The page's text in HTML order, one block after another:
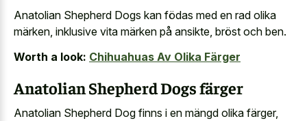
Anatolian Shepherd Dogs kan födas med en rad olika
märken, inklusive vita märken på ansikte, bröst och ben.
Worth a look: Chihuahuas Av Olika Färger
Anatolian Shepherd Dogs färger
Anatolian Shepherd Dog finns i en mängd olika färger,